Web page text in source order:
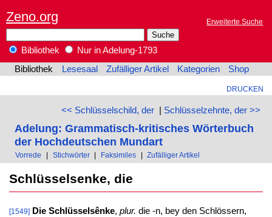
Zeno.org Erweiterte Suche
Bibliothek
Nur in Adelung-1793
Bibliothek
Lesesaal Zufälliger Artikel Kategorien Shop
DRUCKEN
<< Schlüsselschild, der| Schlüsselzehnte, der >>
Adelung: Grammatisch-kritisches Wörterbuch
der Hochdeutschen Mundart
Vorrede | Stichwörter | Faksimiles | Zufälliger Artikel
Schlüsselsenke, die
[1549] Die Schlüsselsênke, plur. die -n, bey den Schlössern,